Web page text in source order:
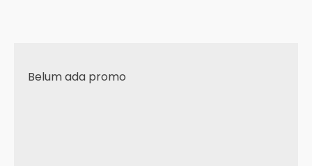
Belum ada promo